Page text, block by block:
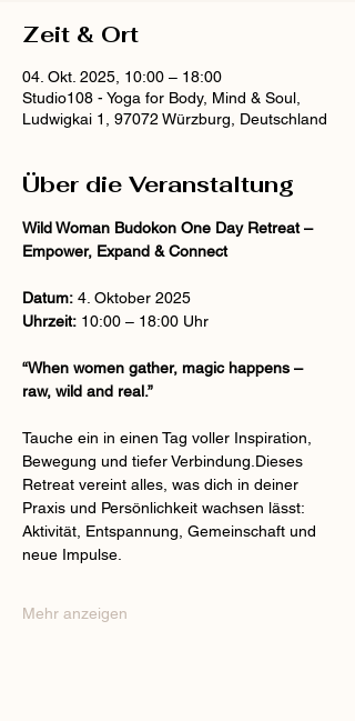
Zeit & Ort
04. Okt. 2025, 10:00 – 18:00
Studio108 - Yoga for Body, Mind & Soul,
Ludwigkai 1, 97072 Würzburg, Deutschland
Über die Veranstaltung
Wild Woman Budokon One Day Retreat –
Empower, Expand & Connect
Datum: 4. Oktober 2025
Uhrzeit: 10:00 – 18:00 Uhr
“When women gather, magic happens –
raw, wild and real.”
Tauche ein in einen Tag voller Inspiration,
Bewegung und tiefer Verbindung.Dieses
Retreat vereint alles, was dich in deiner
Praxis und Persönlichkeit wachsen lässt:
Aktivität, Entspannung, Gemeinschaft und
neue Impulse.
Mehr anzeigen